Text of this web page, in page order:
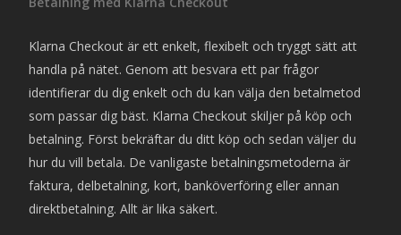
Klarna Checkout är ett enkelt, flexibelt och tryggt sätt att
handla på nätet. Genom att besvara ett par frågor
identifierar du dig enkelt och du kan välja den betalmetod
som passar dig bäst. Klarna Checkout skiljer på köp och
betalning. Först bekräftar du ditt köp och sedan väljer du
hur du vill betala. De vanligaste betalningsmetoderna är
faktura, delbetalning, kort, banköverföring eller annan
direktbetalning. Allt är lika säkert.